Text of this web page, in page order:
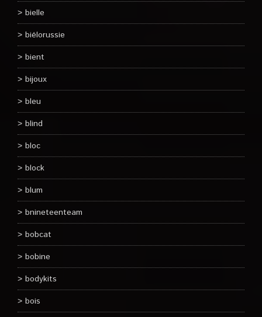
bielle
biélorussie
bient
bijoux
bleu
blind
bloc
block
blum
bnineteenteam
bobcat
bobine
bodykits
bois